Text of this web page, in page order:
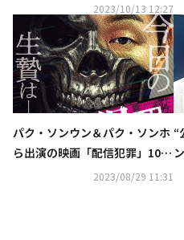
2023/10/13 12:27
パク・ソンウン＆パク・ソンホ
ら出演の映画「配信犯罪」10月
13日より日本公開が決定…ポス
2023/08/29 11:31
“